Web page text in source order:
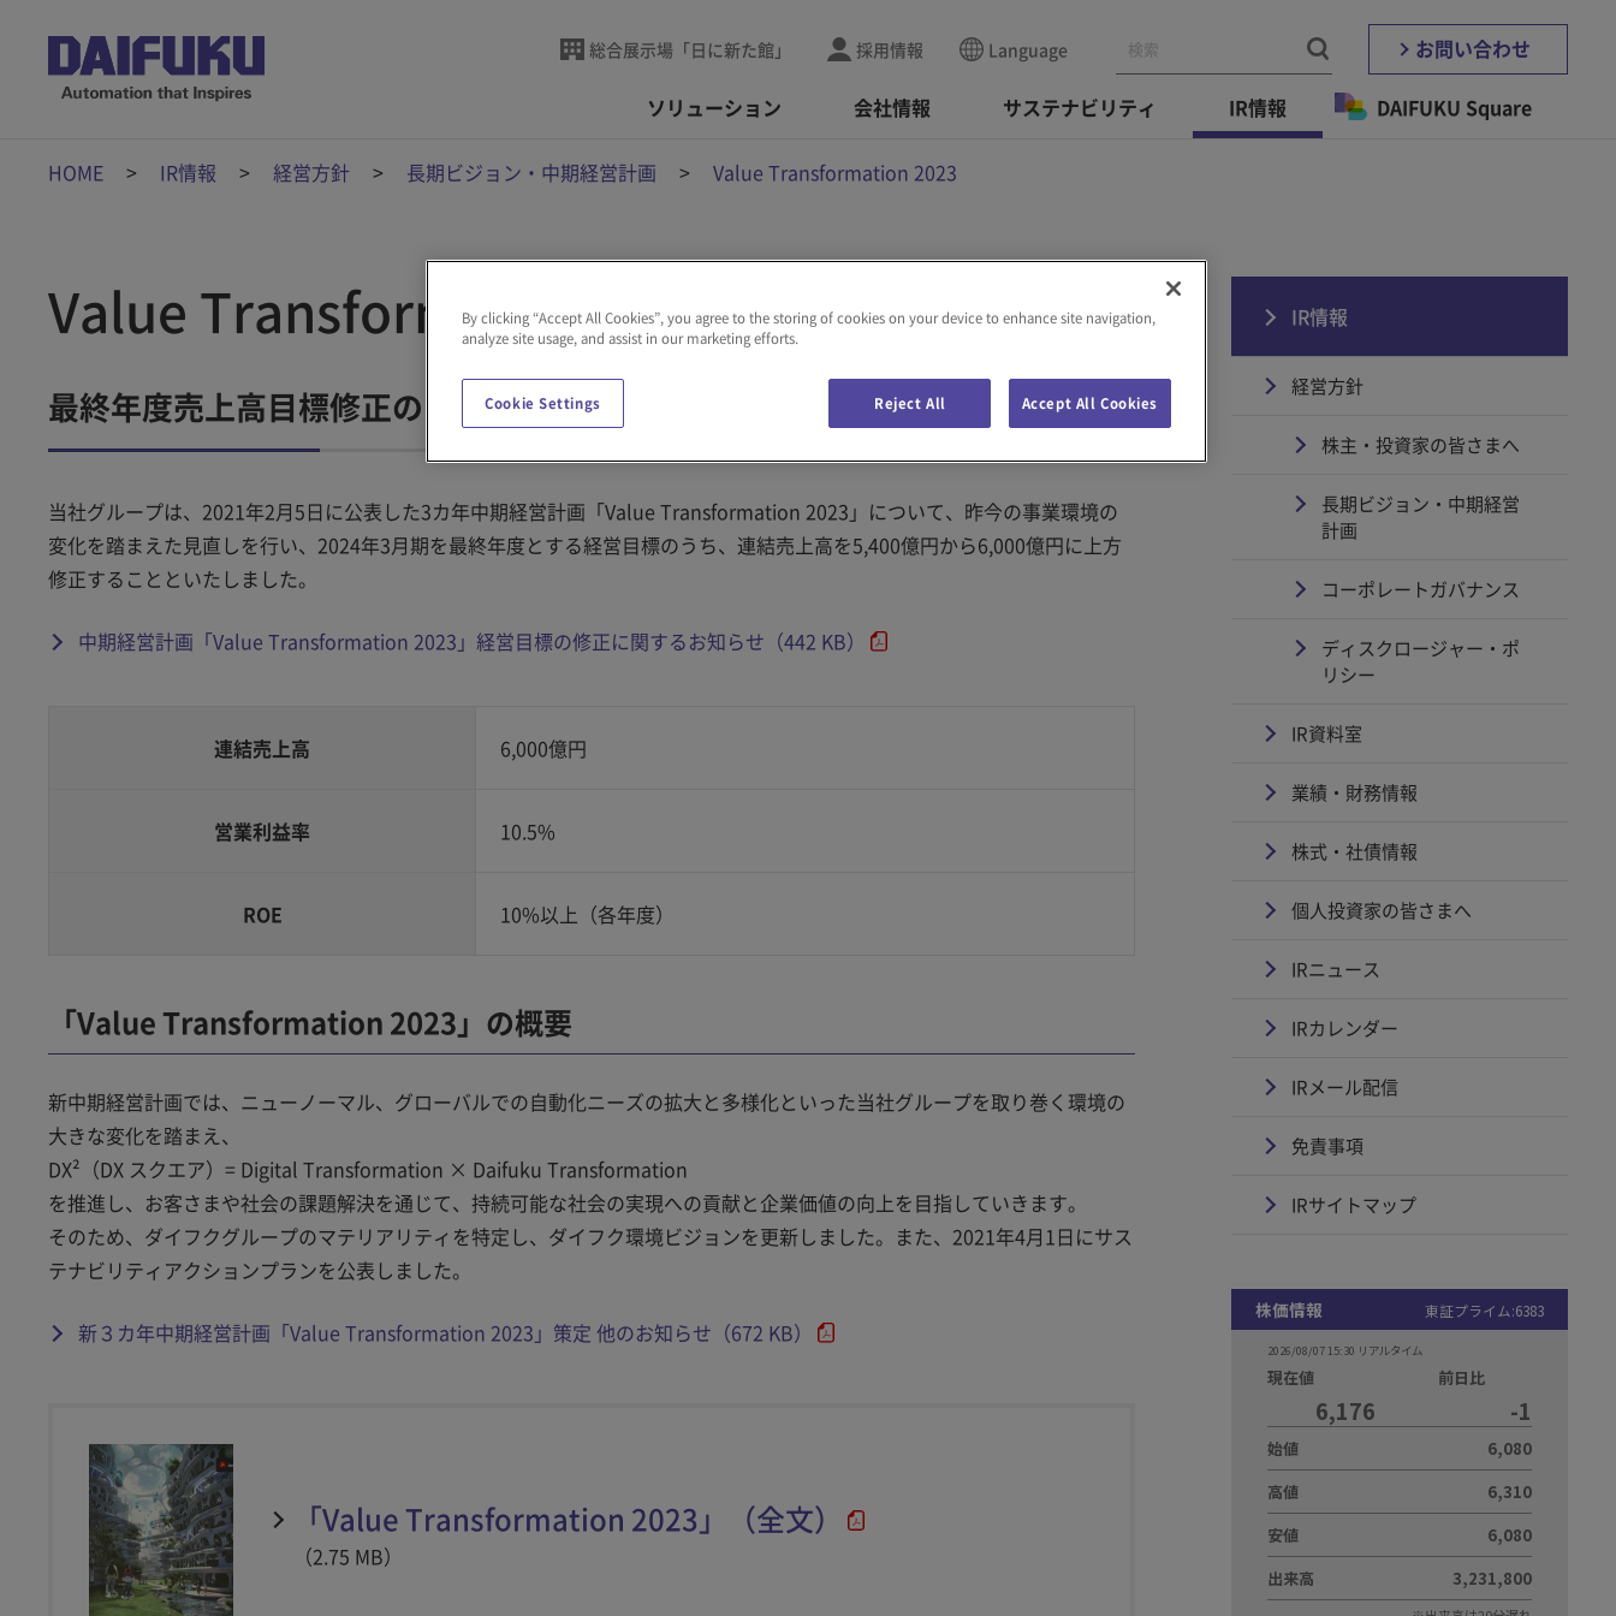
総合展示場「日に新た館」 採用情報 Language お問い合わせ
ソリューション 会社情報 サステナビリティ IR情報 DAIFUKU Square
HOME IR情報 経営方針 長期ビジョン・中期経営計画 Value Transformation 2023
Value Transformation 2023
最終年度売上高目標修正のお知らせ（2022年5月13日）
当社グループは、2021年2月5日に公表した3カ年中期経営計画「Value Transformation 2023」について、昨今の事業環境の
変化を踏まえた見直しを行い、2024年3月期を最終年度とする経営目標のうち、連結売上高を5,400億円から6,000億円に上方
修正することといたしました。
中期経営計画「Value Transformation 2023」経営目標の修正に関するお知らせ（442 KB）
連結売上高 6,000億円
営業利益率 10.5%
ROE 10%以上（各年度）
「Value Transformation 2023」の概要
新中期経営計画では、ニューノーマル、グローバルでの自動化ニーズの拡大と多様化といった当社グループを取り巻く環境の
大きな変化を踏まえ、
DX²（DX スクエア）= Digital Transformation × Daifuku Transformation
を推進し、お客さまや社会の課題解決を通じて、持続可能な社会の実現への貢献と企業価値の向上を目指していきます。
そのため、ダイフクグループのマテリアリティを特定し、ダイフク環境ビジョンを更新しました。また、2021年4月1日にサス
テナビリティアクションプランを公表しました。
新３カ年中期経営計画「Value Transformation 2023」策定 他のお知らせ（672 KB）
「Value Transformation 2023」（全文）
（2.75 MB）
IR情報
経営方針
株主・投資家の皆さまへ
長期ビジョン・中期経営
計画
コーポレートガバナンス
ディスクロージャー・ポ
リシー
IR資料室
業績・財務情報
株式・社債情報
個人投資家の皆さまへ
IRニュース
IRカレンダー
IRメール配信
免責事項
IRサイトマップ
By clicking “Accept All Cookies”, you agree to the storing of cookies on your device to enhance site navigation,
analyze site usage, and assist in our marketing efforts.
Cookie Settings Reject All Accept All Cookies